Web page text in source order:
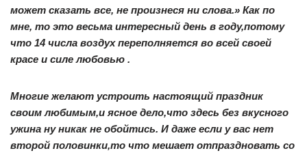
может сказать все, не произнеся ни слова.» Как по
мне, то это весьма интересный день в году,потому
что 14 числа воздух переполняется во всей своей
красе и силе любовью .
Многие желают устроить настоящий праздник
своим любимым,и ясное дело,что здесь без вкусного
ужина ну никак не обойтись. И даже если у вас нет
второй половинки,то что мешает отпраздновать со